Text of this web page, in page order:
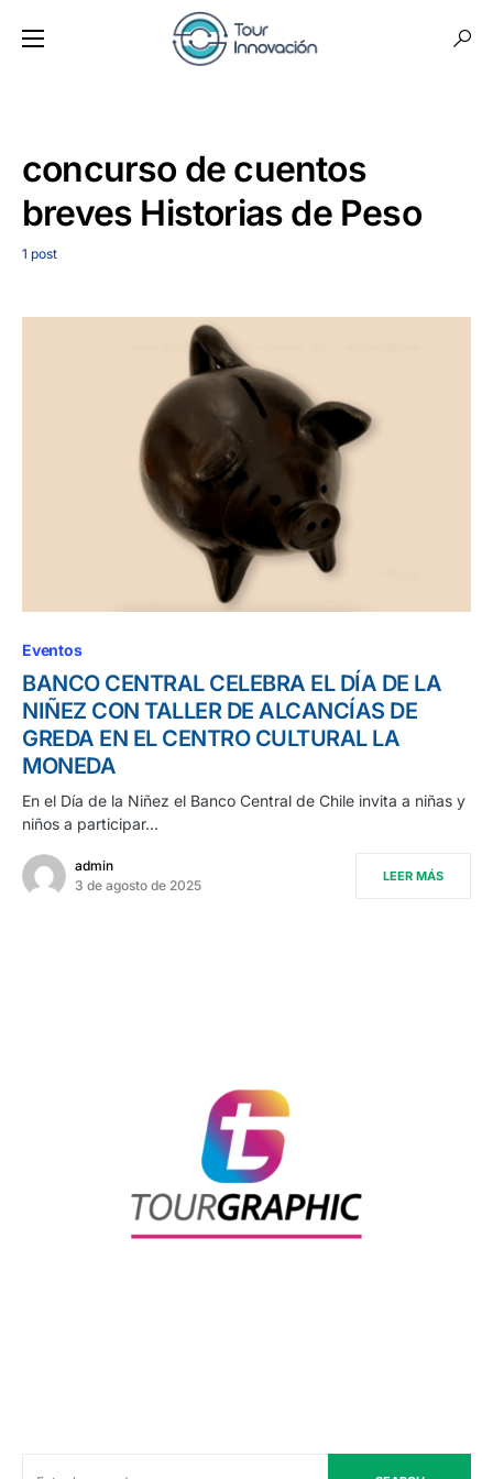
concurso de cuentos
breves Historias de Peso
1 post
Eventos
BANCO CENTRAL CELEBRA EL DÍA DE LA
NIÑEZ CON TALLER DE ALCANCÍAS DE
GREDA EN EL CENTRO CULTURAL LA
MONEDA
En el Día de la Niñez el Banco Central de Chile invita a niñas y
niños a participar…
admin
3 de agosto de 2025
LEER MÁS